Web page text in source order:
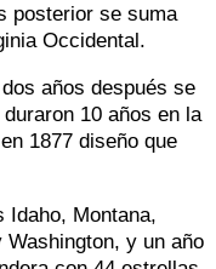
posterior se suma
Occidental.
años después se
10 años en la
1877 diseño que
Idaho, Montana,
y un año